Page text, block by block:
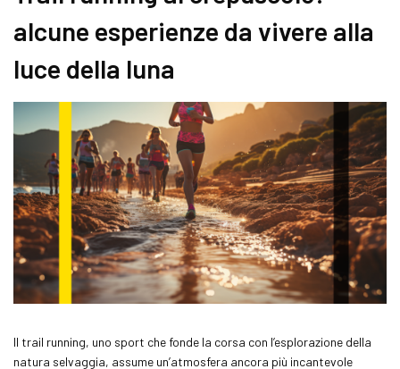
alcune esperienze da vivere alla
luce della luna
Il trail running, uno sport che fonde la corsa con l’esplorazione della
natura selvaggia, assume un’atmosfera ancora più incantevole